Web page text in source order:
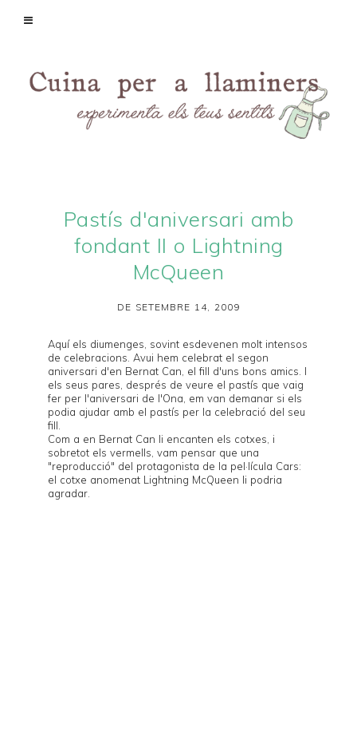
Pastís d'aniversari amb
fondant II o Lightning
McQueen
DE SETEMBRE 14, 2009
Aquí els diumenges, sovint esdevenen molt intensos
de celebracions. Avui hem celebrat el segon
aniversari d'en Bernat Can, el fill d'uns bons amics. I
els seus pares, després de veure el pastís que vaig
fer per l'aniversari de l'Ona, em van demanar si els
podia ajudar amb el pastís per la celebració del seu
fill.
Com a en Bernat Can li encanten els cotxes, i
sobretot els vermells, vam pensar que una
"reproducció" del protagonista de la pel·lícula Cars:
el cotxe anomenat Lightning McQueen li podria
agradar.